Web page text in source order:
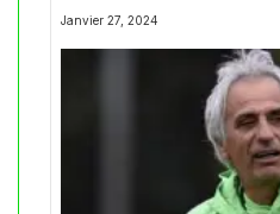
Janvier 27, 2024